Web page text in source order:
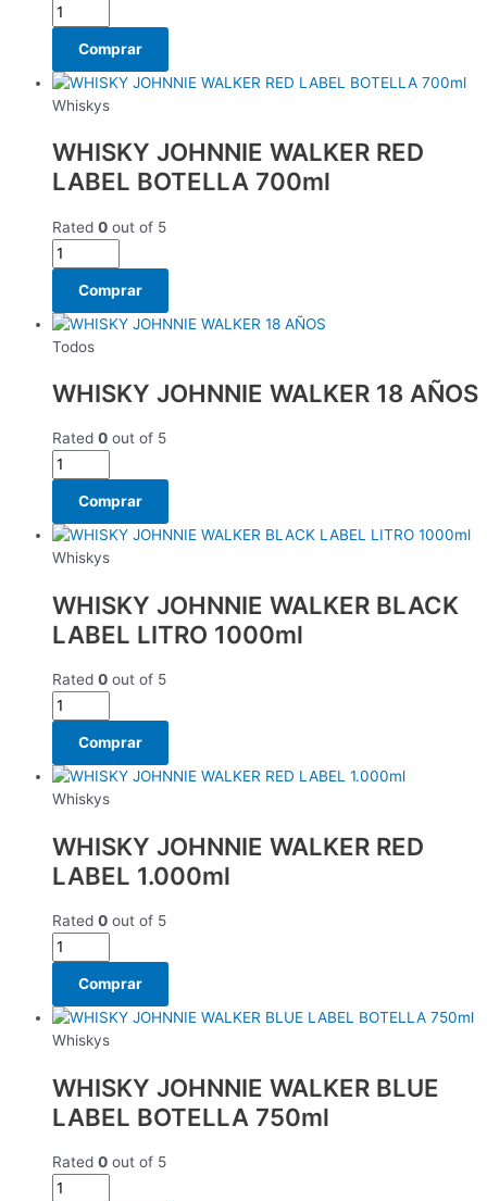
Comprar
Whiskys
WHISKY JOHNNIE WALKER RED
LABEL BOTELLA 700ml
Rated 0 out of 5
Comprar
Todos
WHISKY JOHNNIE WALKER 18 AÑOS
Rated 0 out of 5
Comprar
Whiskys
WHISKY JOHNNIE WALKER BLACK
LABEL LITRO 1000ml
Rated 0 out of 5
Comprar
Whiskys
WHISKY JOHNNIE WALKER RED
LABEL 1.000ml
Rated 0 out of 5
Comprar
Whiskys
WHISKY JOHNNIE WALKER BLUE
LABEL BOTELLA 750ml
Rated 0 out of 5